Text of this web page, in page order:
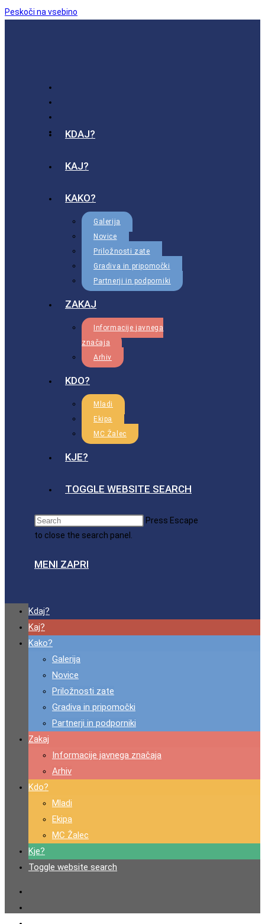
Peskoči na vsebino
KDAJ?
KAJ?
KAKO?
Galerija
Novice
Priložnosti zate
Gradiva in pripomočki
Partnerji in podporniki
ZAKAJ
Informacije javnega
značaja
Arhiv
KDO?
Mladi
Ekipa
MC Žalec
KJE?
TOGGLE WEBSITE SEARCH
Press Escape
to close the search panel.
MENI ZAPRI
Kdaj?
Kaj?
Kako?
Galerija
Novice
Priložnosti zate
Gradiva in pripomočki
Partnerji in podporniki
Zakaj
Informacije javnega značaja
Arhiv
Kdo?
Mladi
Ekipa
MC Žalec
Kje?
Toggle website search